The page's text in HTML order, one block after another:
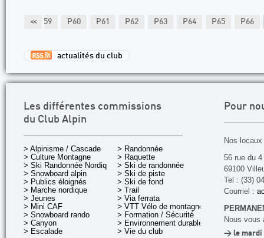
<< P59 P60 P61 P62 P63 P64 P65 P66
actualités du club
Les différentes commissions
du Club Alpin
> Alpinisme / Cascade
> Culture Montagne
> Ski Randonnée Nordique
> Snowboard alpin
> Publics éloignés
> Marche nordique
> Jeunes
> Mini CAF
> Snowboard rando
> Canyon
> Escalade
> Randonnée
> Raquette
> Ski de randonnée
> Ski de piste
> Ski de fond
> Trail
> Via ferrata
> VTT Vélo de montagne
> Formation / Sécurité
> Environnement durable
> Vie du club
Pour
Nos
56 rue du
69100
Tel : (33)
Courriel :
Nous vous
> le mardi